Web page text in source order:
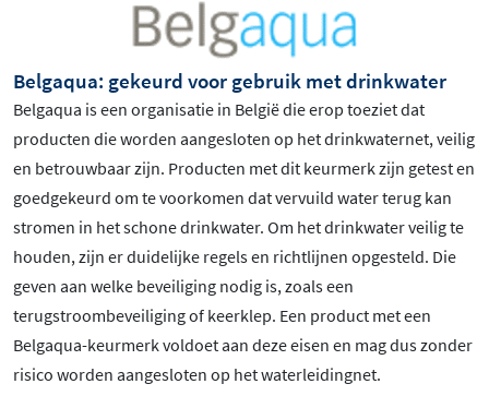
Belgaqua: gekeurd voor gebruik met drinkwater
Belgaqua is een organisatie in België die erop toeziet dat
producten die worden aangesloten op het drinkwaternet, veilig
en betrouwbaar zijn. Producten met dit keurmerk zijn getest en
goedgekeurd om te voorkomen dat vervuild water terug kan
stromen in het schone drinkwater. Om het drinkwater veilig te
houden, zijn er duidelijke regels en richtlijnen opgesteld. Die
geven aan welke beveiliging nodig is, zoals een
terugstroombeveiliging of keerklep. Een product met een
Belgaqua-keurmerk voldoet aan deze eisen en mag dus zonder
risico worden aangesloten op het waterleidingnet.